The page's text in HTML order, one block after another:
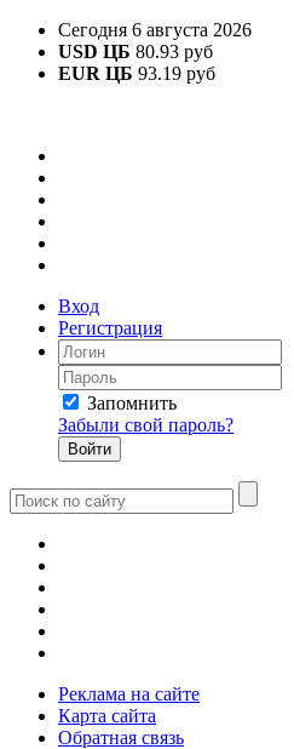
Сегодня 6 августа 2026
USD ЦБ 80.93 руб
EUR ЦБ 93.19 руб
Вход
Регистрация
Запомнить
Забыли свой пароль?
Реклама на сайте
Карта сайта
Обратная связь